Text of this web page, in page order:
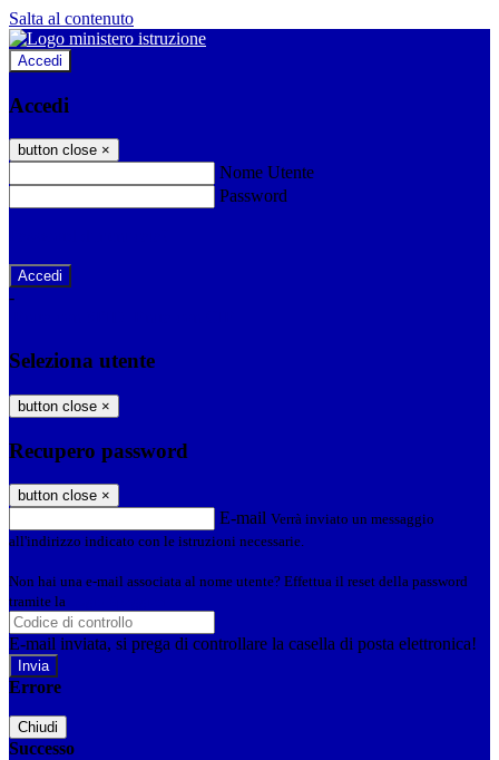
Salta al contenuto
Accedi
Accedi
button close ×
Nome Utente
Password
-
Seleziona utente
button close ×
Recupero password
button close ×
E-mail Verrà inviato un messaggio
all'indirizzo indicato con le istruzioni necessarie.
Non hai una e-mail associata al nome utente? Effettua il reset della password
tramite la
E-mail inviata, si prega di controllare la casella di posta elettronica!
Errore
Chiudi
Successo